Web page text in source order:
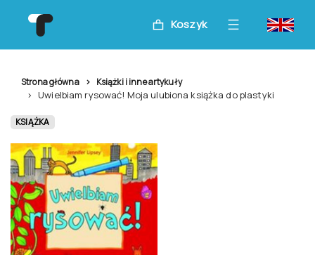
Koszyk
Strona główna Książki i inne artykuły
Uwielbiam rysować! Moja ulubiona książka do plastyki
KSIĄŻKA